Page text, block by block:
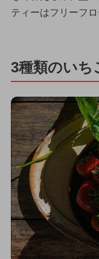
ティーはフリーフ
3種類のいち